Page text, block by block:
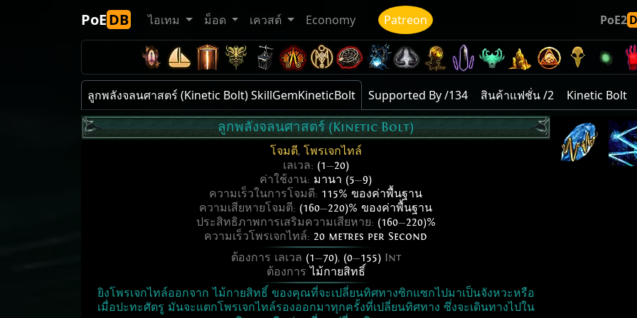
PoEDB ไอเทม ม็อด เควสต์ Economy Patreon PoE2
ลูกพลังจลนศาสตร์ (Kinetic Bolt) SkillGemKineticBolt Supported By /134 สินค้าแฟชั่น /2 Kinetic Bolt
ลูกพลังจลนศาสตร์ (Kinetic Bolt)
โจมตี, โพรเจกไทล์
เลเวล: (1—20)
ค่าใช้งาน: มานา (5—9)
ความเร็วในการโจมตี: 115% ของค่าพื้นฐาน
ความเสียหายโจมตี: (160—220)% ของค่าพื้นฐาน
ประสิทธิภาพการเสริมความเสียหาย: (160—220)%
ความเร็วโพรเจกไทล์: 20 metres per Second
ต้องการ เลเวล (1—70), (0—155)Int
ต้องการไม้กายสิทธิ์
ยิงโพรเจกไทล์ออกจาก ไม้กายสิทธิ์ ของคุณที่จะเปลี่ยนทิศทางซิกแซกไปมาเป็นจังหวะหรือ
เมื่อปะทะศัตรู มันจะแตกโพรเจกไทล์รองออกมาทุกครั้งที่เปลี่ยนทิศทาง ซึ่งจะเดินทางไปใน